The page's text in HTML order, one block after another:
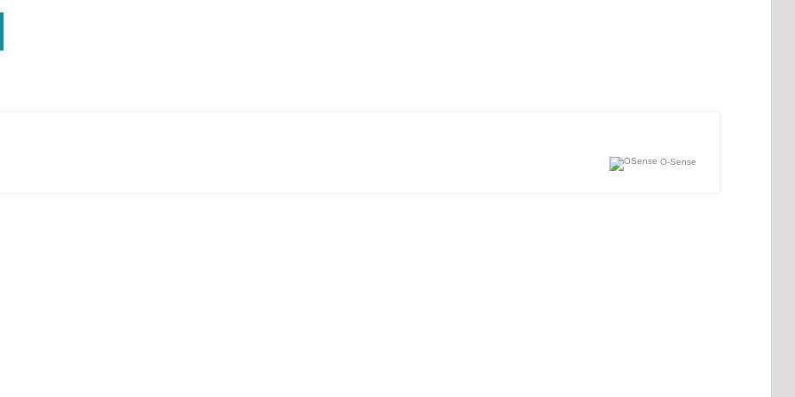
O-Sense